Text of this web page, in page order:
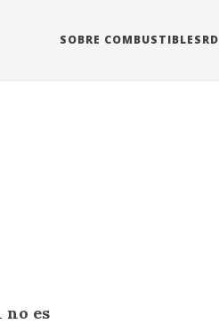
SOBRE COMBUSTIBLESRD
es